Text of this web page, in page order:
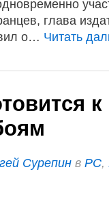
глава
о… Читать
к
Сурепин в PC,